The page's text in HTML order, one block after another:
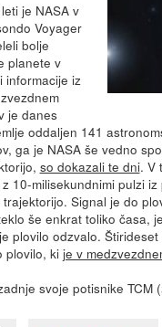
je NASA v
Voyager
bolje
planete v
informacije iz
je danes
oddaljen 141
ga je NASA še vedno
so dokazali te dni. V
10-milisekundnimi pulzi
Signal je do
še enkrat toliko časa,
plovilo odzvalo.
plovilo, ki je v
svoje potisnike TCM (